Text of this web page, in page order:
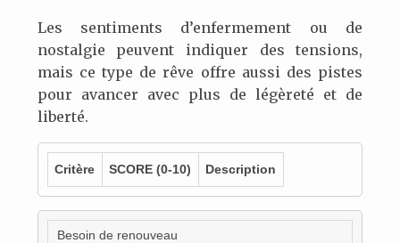
Les sentiments d’enfermement ou de
nostalgie peuvent indiquer des tensions,
mais ce type de rêve offre aussi des pistes
pour avancer avec plus de légèreté et de
liberté.
Critère SCORE (0-10) Description
Besoin de renouveau